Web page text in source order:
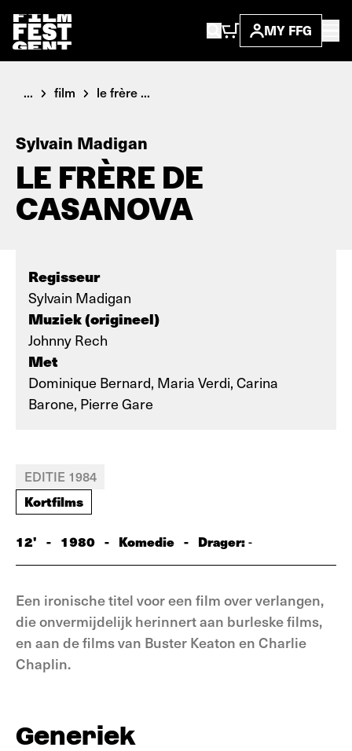
MY FFG
... film le frère ...
Sylvain Madigan
LE FRÈRE DE
CASANOVA
Regisseur
Sylvain Madigan
Muziek (origineel)
Johnny Rech
Met
Dominique Bernard, Maria Verdi, Carina
Barone, Pierre Gare
EDITIE 1984
Kortfilms
12' - 1980 - Komedie - Drager:-
Een ironische titel voor een film over verlangen,
die onvermijdelijk herinnert aan burleske films,
en aan de films van Buster Keaton en Charlie
Chaplin.
Generiek